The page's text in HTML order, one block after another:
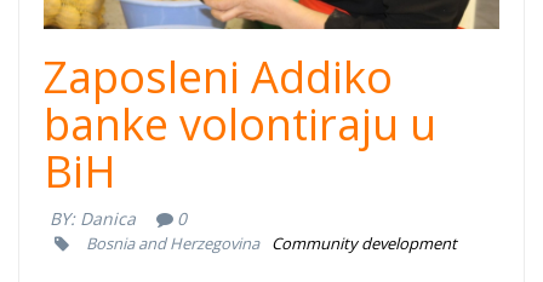
Zaposleni Addiko
banke volontiraju u
BiH
BY: Danica 0
Bosnia and Herzegovina Community development